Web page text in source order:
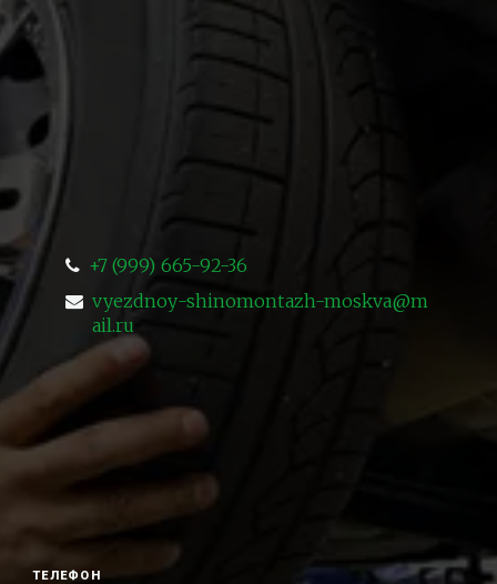
+7 (999) 665-92-36
vyezdnoy-shinomontazh-moskva@m
ail.ru
ТЕЛЕФОН